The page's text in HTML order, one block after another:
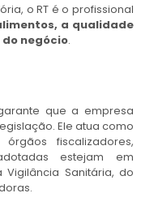
o RT é o profissional
a qualidade
negócio.
que a empresa
Ele atua como
fiscalizadores,
estejam em
Sanitária, do